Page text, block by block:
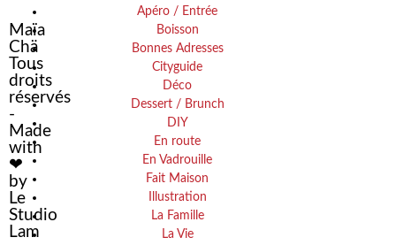
Apéro / Entrée
Boisson
Bonnes Adresses
Cityguide
Déco
Dessert / Brunch
DIY
En route
En Vadrouille
Fait Maison
Illustration
La Famille
La Vie
Maïa
Chä
Tous
droits
réservés
-
Made
with
❤
by
Le
Studio
Lam